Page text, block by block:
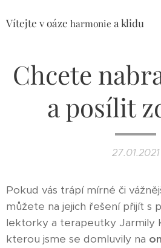
Vítejte v oáze harmonie a klidu
Chcete
a posílit
27.01.2021
Pokud vás trápí mírné či
můžete na jejich řešení přijít s
lektorky a terapeutky Jarmily
kterou jsme se domluvily na